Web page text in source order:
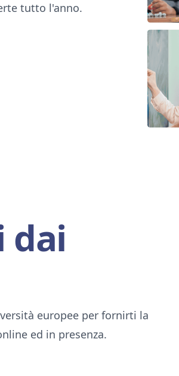
tutto l'anno.
dai
europee per fornirti la
ed in presenza.